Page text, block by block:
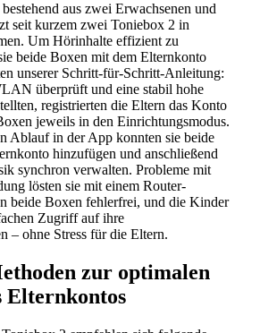
aus zwei Erwachsenen und
seit kurzem zwei Toniebox 2 in
Um Hörinhalte effizient zu
beide Boxen mit dem Elternkonto
unserer Schritt-für-Schritt-Anleitung:
überprüft und eine stabil hohe
registrierten die Eltern das Konto
jeweils in den Einrichtungsmodus.
Ablauf in der App konnten sie beide
hinzufügen und anschließend
synchron verwalten. Probleme mit
lösten sie mit einem Router-
beide Boxen fehlerfrei, und die Kinder
Zugriff auf ihre
– ohne Stress für die Eltern.
zur optimalen
Elternkontos